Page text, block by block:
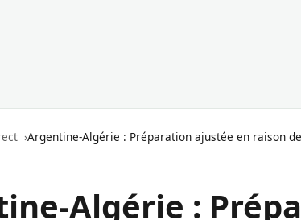
Argentine-Algérie : Préparation ajustée en raison
Algérie :